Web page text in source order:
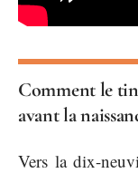
Comment le
avant la
Vers la dix-